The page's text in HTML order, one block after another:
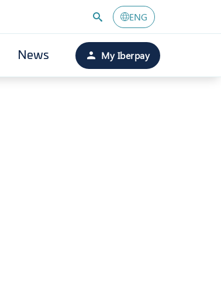
ENG
News My Iberpay